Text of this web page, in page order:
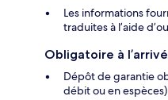
Les informations
traduites à l’aide
Obligatoire à
Dépôt de garantie
débit ou en